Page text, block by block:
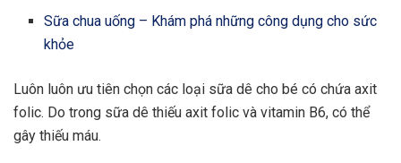
Sữa chua uống – Khám phá những công dụng cho sức
khỏe
Luôn luôn ưu tiên chọn các loại sữa dê cho bé có chứa axit
folic. Do trong sữa dê thiếu axit folic và vitamin B6, có thể
gây thiếu máu.